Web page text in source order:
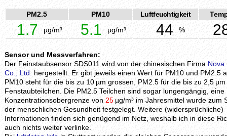
PM2.5 PM10 Luftfeuchtigkeit
1.7 µg/m³ 5.1 µg/m³ 44 %
Sensor und Messverfahren:
Der Feinstaubsensor SDS011 wird von der chinesischen Firma Nova
Co., Ltd.
hergestellt. Er gibt jeweils einen Wert für PM10 und PM2.5
PM10 steht für die bis zu 10 µm grossen, PM2.5 für die bis zu 2,5
Fenstaubteilchen. Die PM2.5 Teilchen sind sogar lungengängig, eine
Konzentrationsobergrenze von 25µg/m³ im Jahresmittel wurde zum
der menschlichen Gesundheit festgelegt. Weitere (widersprüchliche)
Informationen finden sich genügend im Netz, weshalb ich in diese
auch nichts weiter verlinke.